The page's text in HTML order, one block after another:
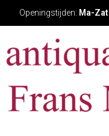
Openingstijden: Ma-Zat